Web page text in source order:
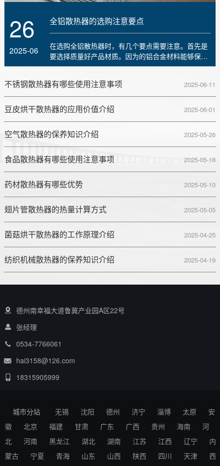
全铝散热器的选购注意要点
在选购全铝散热器时，有几个要点需要注意。首先是
要选择质量好产品材质。因为的铝合金材料能够保
证..
26
2025-06
不锈钢散热器有哪些使用注意事项 2025-06-11
豆皮烘干散热器的应用价值介绍 2025-06-01
空气散热器的保养知识介绍 2025-05-26
食品散热器有哪些使用注意事项 2025-05-18
药材散热器有哪些优势 2025-05-10
翅片管散热器的热量计算方式 2025-05-05
菌菇烘干散热器的工作原理介绍 2025-04-25
纺织机械散热器的保养知识介绍 2025-04-19
德州南幸福大道鲁冀产业园A区22号
张经理
0534-7766061
hai3158@126.com
18315905999
城市分站 无锡 沈阳 德州 济宁 淄博 太原
安
徽
北京 福建 甘肃 广东 广西 贵州 海南
河
北
河南 黑龙江 湖北 湖南 江苏 江西 辽宁
内
蒙古
宁夏 青海 山东 山西 陕西 四川 天津
西